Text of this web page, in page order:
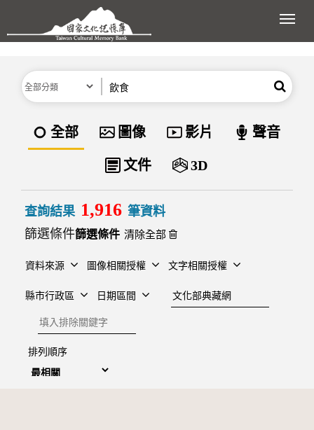
跳到主要內容區塊
展
分類 搜尋
資料類型
全部 圖像 影片 聲音
文件 3D
查詢結果 1,916 筆資料
篩選條件
清除全部
資料來源 圖像相關授權 文字相關授權
縣市行政區 日期區間
建檔單位
排除關鍵字
排列順序